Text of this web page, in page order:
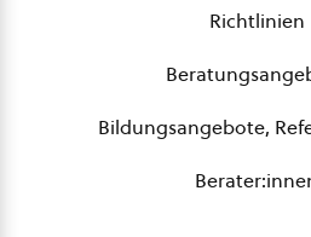
Richtlinien
Bildungsangebote,